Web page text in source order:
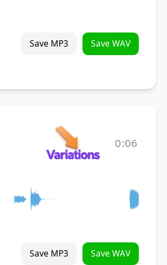
Save MP3 Save WAV
0:06
Save MP3 Save WAV